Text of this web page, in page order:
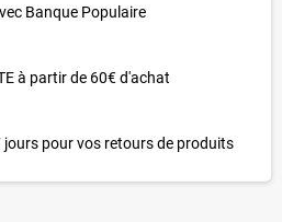
Banque Populaire
à partir de 60€ d'achat
jours pour vos retours de produits